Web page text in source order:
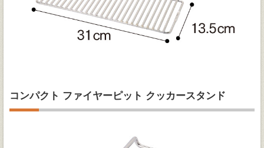
コンパクト ファイヤーピット クッカースタンド